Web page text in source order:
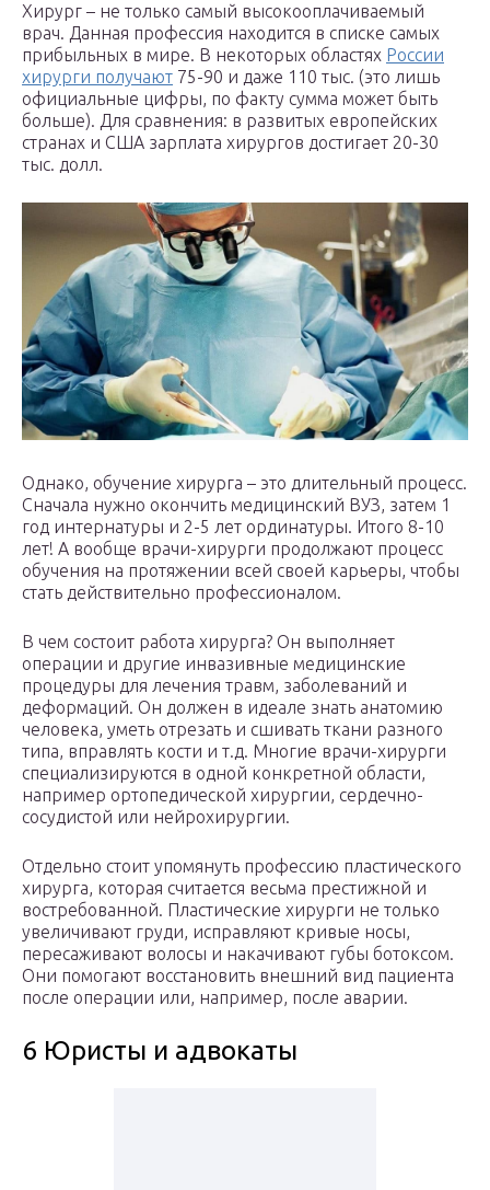
Хирург – не только самый высокооплачиваемый
врач. Данная профессия находится в списке самых
прибыльных в мире. В некоторых областях России
хирурги получают 75-90 и даже 110 тыс. (это лишь
официальные цифры, по факту сумма может быть
больше). Для сравнения: в развитых европейских
странах и США зарплата хирургов достигает 20-30
тыс. долл.
Однако, обучение хирурга – это длительный процесс.
Сначала нужно окончить медицинский ВУЗ, затем 1
год интернатуры и 2-5 лет ординатуры. Итого 8-10
лет! А вообще врачи-хирурги продолжают процесс
обучения на протяжении всей своей карьеры, чтобы
стать действительно профессионалом.
В чем состоит работа хирурга? Он выполняет
операции и другие инвазивные медицинские
процедуры для лечения травм, заболеваний и
деформаций. Он должен в идеале знать анатомию
человека, уметь отрезать и сшивать ткани разного
типа, вправлять кости и т.д. Многие врачи-хирурги
специализируются в одной конкретной области,
например ортопедической хирургии, сердечно-
сосудистой или нейрохирургии.
Отдельно стоит упомянуть профессию пластического
хирурга, которая считается весьма престижной и
востребованной. Пластические хирурги не только
увеличивают груди, исправляют кривые носы,
пересаживают волосы и накачивают губы ботоксом.
Они помогают восстановить внешний вид пациента
после операции или, например, после аварии.
6 Юристы и адвокаты